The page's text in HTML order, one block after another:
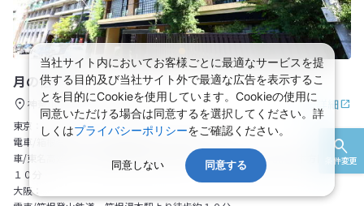
条件変更
月の宿 紗ら
施設詳細
神奈川県 箱根
箱根湯本
東京：
電車/箱根登山鉄道 箱根湯本駅より徒歩約１０分
車/東名高速より小田原厚木道路～箱根口I.C～国道1号線を箱根湯本方面へ約
１０分
大阪：
当社サイト内においてお客様ごとに最適なサービスを提
供する目的及び当社サイト外で最適な広告を表示するこ
とを目的にCookieを使用しています。Cookieの使用に
同意いただける場合は同意するを選択してください。詳
しくはプライバシーポリシーをご確認ください。
同意しない 同意する